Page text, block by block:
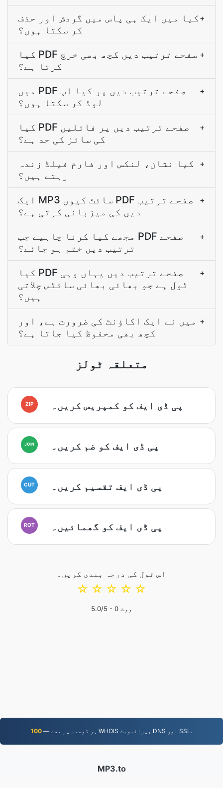
کیا میں ایک ہی پاس میں گردش اور حذف
کر سکتا ہوں؟
+
کیا PDF صفحے ترتیب دیں کچھ بھی خرچ
کرتا ہے؟
+
میں PDF صفحے ترتیب دیں پر کیا اپ
لوڈ کر سکتا ہوں؟
+
کیا PDF صفحے ترتیب دیں پر فائلیں
کی سائز کی حد ہے؟
+
کیا نشان، لنکس اور فارم فیلڈ زندہ
رہتے ہیں؟
+
ایک MP3 سائٹ کیوں PDF صفحے ترتیب
دیں کی میزبانی کرتی ہے؟
+
مجھے کیا کرنا چاہیے جب PDF صفحے
ترتیب دیں ختم ہو جائے؟
+
کیا PDF صفحے ترتیب دیں یہاں وہی
ٹول ہے جو بھائی بھائی سائٹس چلاتی
ہیں؟
+
میں نے ایک اکاؤنٹ کی ضرورت ہے، اور
کچھ بھی محفوظ کیا جاتا ہے؟
+
متعلقہ ٹولز
ZIP پی ڈی ایف کو کمپریس کریں۔
JOIN پی ڈی ایف کو ضم کریں۔
CUT پی ڈی ایف تقسیم کریں۔
ROT پی ڈی ایف کو گھمائیں۔
اس ٹول کی درجہ بندی کریں۔
☆
☆
☆
☆
☆
5.0/5 - 0 ووٹ
100 — ہر ڈومین پر مفت WHOIS پرائیویٹ، DNS اور SSL.
MP3.to